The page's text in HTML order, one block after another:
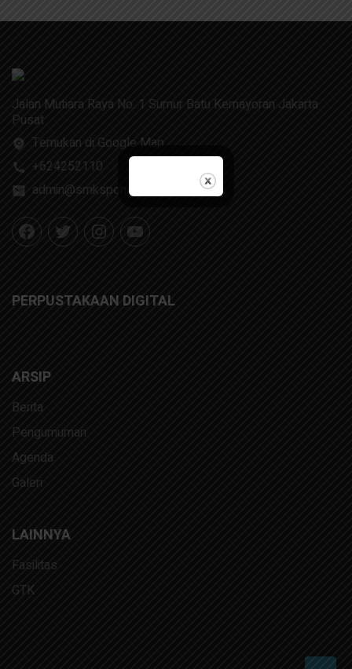
Jalan Mutiara Raya No. 1 Sumur Batu Kemayoran Jakarta
Pusat
Temukan di Google Map
+624252110
admin@smksponcol.sch.id
PERPUSTAKAAN DIGITAL
ARSIP
Berita
Pengumuman
Agenda
Galeri
LAINNYA
Fasilitas
GTK